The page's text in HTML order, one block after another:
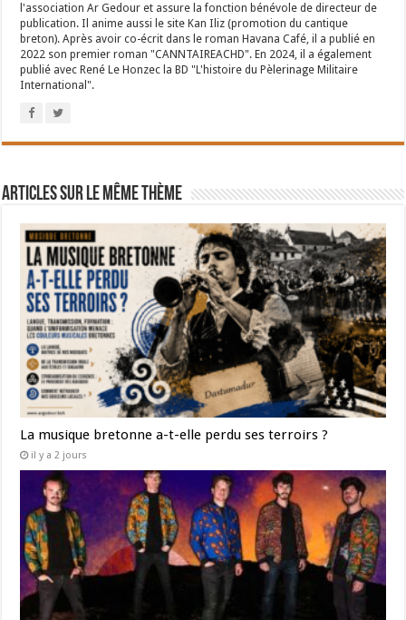
l'association Ar Gedour et assure la fonction bénévole de directeur de
publication. Il anime aussi le site Kan Iliz (promotion du cantique
breton). Après avoir co-écrit dans le roman Havana Café, il a publié en
2022 son premier roman "CANNTAIREACHD". En 2024, il a également
publié avec René Le Honzec la BD "L'histoire du Pèlerinage Militaire
International".
Articles sur le même thème
La musique bretonne a-t-elle perdu ses terroirs ?
il y a 2 jours